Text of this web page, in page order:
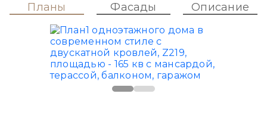
Планы Фасады Описание